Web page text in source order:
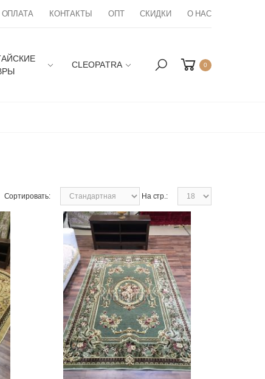
КОНТАКТЫ ОПТ СКИДКИ О НАС
CLEOPATRA 0
Сортировать: На стр.: